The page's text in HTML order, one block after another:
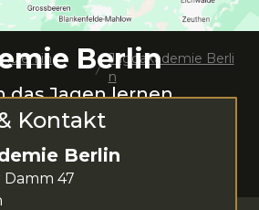
Berlin
das Jagen lernen.
steht dir für deine
Das
Schießtraining,
Individualkurs
in
Jagdakademie Berli
n
Kontakt
Berlin
47